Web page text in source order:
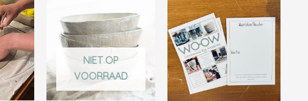
€ 90,00
tot
€ 455,00
product
heeft
meerdere
variaties.
Deze
optie
NIET OP
VOORRAAD
€ 0,00
tot
€ 100,00
product
heeft
Deze
optie